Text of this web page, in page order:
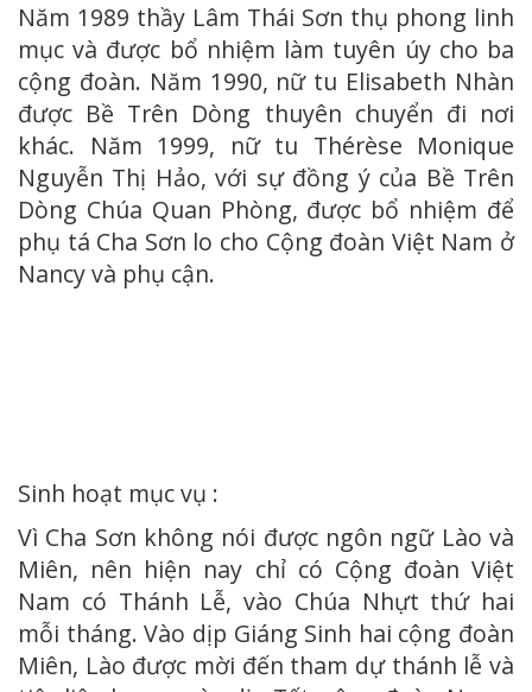
Năm 1989 thầy Lâm Thái Sơn thụ phong linh
mục và được bổ nhiệm làm tuyên úy cho ba
cộng đoàn. Năm 1990, nữ tu Elisabeth Nhàn
được Bề Trên Dòng thuyên chuyển đi nơi
khác. Năm 1999, nữ tu Thérèse Monique
Nguyễn Thị Hảo, với sự đồng ý của Bề Trên
Dòng Chúa Quan Phòng, được bổ nhiệm để
phụ tá Cha Sơn lo cho Cộng đoàn Việt Nam ở
Nancy và phụ cận.
Sinh hoạt mục vụ :
Vì Cha Sơn không nói được ngôn ngữ Lào và
Miên, nên hiện nay chỉ có Cộng đoàn Việt
Nam có Thánh Lễ, vào Chúa Nhựt thứ hai
mỗi tháng. Vào dịp Giáng Sinh hai cộng đoàn
Miên, Lào được mời đến tham dự thánh lễ và